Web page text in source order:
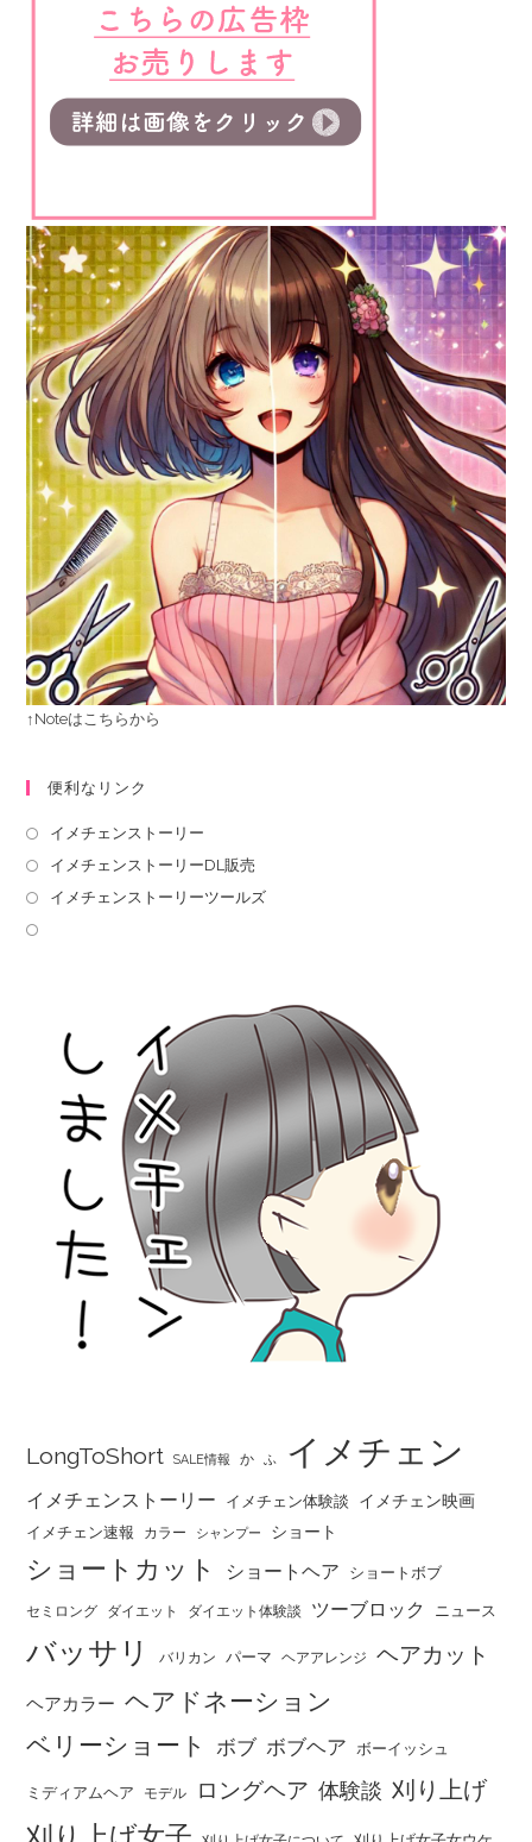
↑Noteはこちらから
便利なリンク
イメチェンストーリー
イメチェンストーリーDL販売
イメチェンストーリーツールズ
LongToShort SALE情報 か ふ イメチェン
イメチェンストーリー イメチェン体験談 イメチェン映画
イメチェン速報 カラー シャンプー ショート
ショートカット ショートヘア ショートボブ
セミロング ダイエット ダイエット体験談 ツーブロック ニュース
バッサリ バリカン パーマ ヘアアレンジ ヘアカット
ヘアカラー ヘアドネーション
ベリーショート
ボブ ボブヘア ボーイッシュ
ミディアムヘア モデル ロングヘア 体験談 刈り上げ